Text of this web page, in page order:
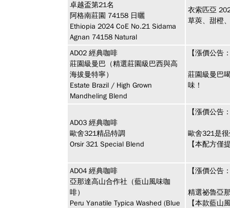
卓越盃第21名
阿格南莊園 74158 日曬
Ethiopia 2024 CoE No.21 Sidama
Agnan 74158 Natural
衣索匹亞
草莢、甜橙
AD02 經典咖啡
莊園級曼巴（精選莊園級巴西與高
海拔曼特寧）
Estate Brazil / High Grown
Mandheling Blend
【漲價公告
莊園級曼巴
味！
AD03 經典咖啡
歐舍321精品特調
Orsir 321 Special Blend
【漲價公告
歐舍321是
【本配方僅
AD04 經典咖啡
亞那達高山合作社（藍山風味咖
啡）
Peru Yanatile Typica Washed (Blue
【漲價公告
精選祕魯亞
【本款藍山